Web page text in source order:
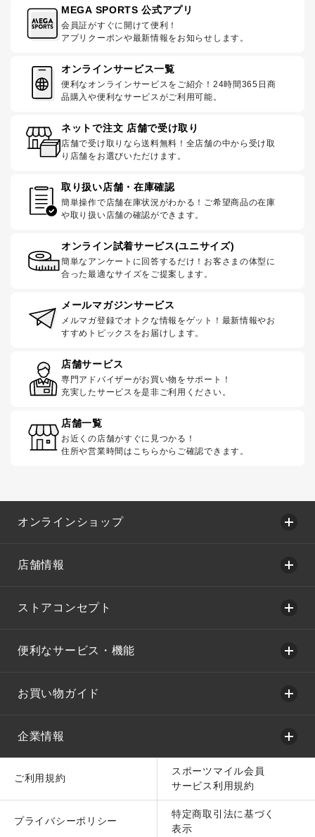
MEGA SPORTS 公式アプリ
会員証がすぐに開けて便利！
アプリクーポンや最新情報をお知らせします。
オンラインサービス一覧
便利なオンラインサービスをご紹介！24時間365日商
品購入や便利なサービスがご利用可能。
ネットで注文 店舗で受け取り
店舗で受け取りなら送料無料！全店舗の中から受け取
り店舗をお選びいただけます。
取り扱い店舗・在庫確認
簡単操作で店舗在庫状況がわかる！ご希望商品の在庫
や取り扱い店舗の確認ができます。
オンライン試着サービス(ユニサイズ)
簡単なアンケートに回答するだけ！お客さまの体型に
合った最適なサイズをご提案します。
メールマガジンサービス
メルマガ登録でオトクな情報をゲット！最新情報やお
すすめトピックスをお届けします。
店舗サービス
専門アドバイザーがお買い物をサポート！
充実したサービスを是非ご利用ください。
店舗一覧
お近くの店舗がすぐに見つかる！
住所や営業時間はこちらからご確認できます。
オンラインショップ
店舗情報
ストアコンセプト
便利なサービス・機能
お買い物ガイド
企業情報
ご利用規約
スポーツマイル会員
サービス利用規約
プライバシーポリシー
特定商取引法に基づく
表示